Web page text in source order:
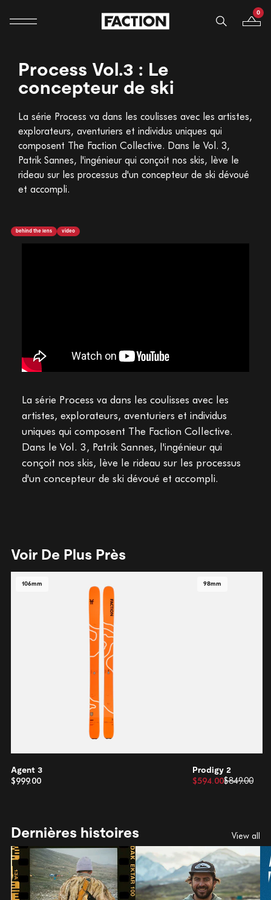
Navigation mobile Votre
0
Process Vol.3 : Le
concepteur de ski
La série Process va dans les coulisses avec les artistes,
explorateurs, aventuriers et individus uniques qui
composent The Faction Collective. Dans le Vol. 3,
Patrik Sannes, l'ingénieur qui conçoit nos skis, lève le
rideau sur les processus d'un concepteur de ski dévoué
et accompli.
behind the lens video
La série Process va dans les coulisses avec les
artistes, explorateurs, aventuriers et individus
uniques qui composent The Faction Collective.
Dans le Vol. 3, Patrik Sannes, l'ingénieur qui
conçoit nos skis, lève le rideau sur les processus
d'un concepteur de ski dévoué et accompli.
Voir De Plus Près
106mm
Agent 3
$999.00
98mm
Prodigy 2
$594.00$849.00
Dernières histoires View all